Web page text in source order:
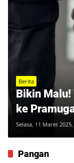
Berita
Bikin Malu!
ke
Selasa, 11 Maret
Pangan
Waspadai El